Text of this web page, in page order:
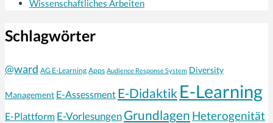
Wissenschaftliches Arbeiten
Schlagwörter
@ward AG E-Learning Apps Audience Response System Diversity
Management E-Assessment E-Didaktik E-Learning
E-Plattform E-Vorlesungen Grundlagen Heterogenität